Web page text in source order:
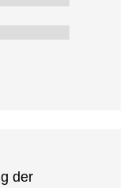
der